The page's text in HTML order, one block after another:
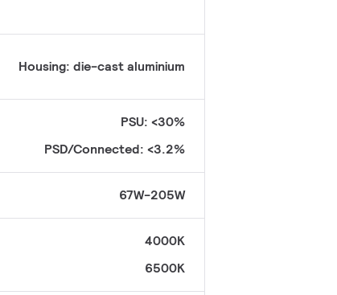
Housing: die-cast aluminium
PSU: <30%
PSD/Connected: <3.2%
67W-205W
4000K
6500K